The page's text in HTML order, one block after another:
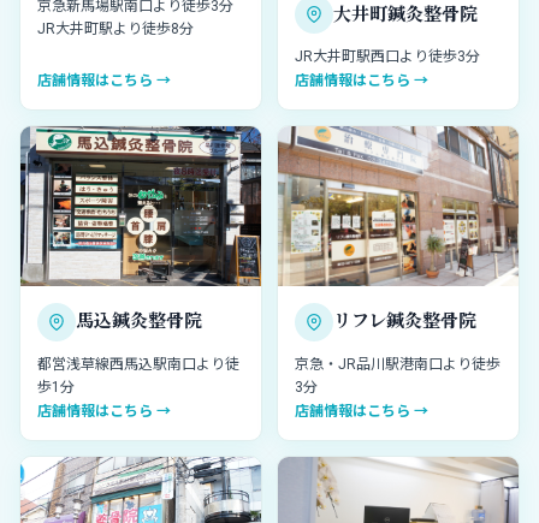
京急新馬場駅南口より徒歩3分
JR大井町駅より徒歩8分
店舗情報はこちら →
大井町鍼灸整骨院
JR大井町駅西口より徒歩3分
店舗情報はこちら →
馬込鍼灸整骨院
都営浅草線西馬込駅南口より徒
歩1分
店舗情報はこちら →
リフレ鍼灸整骨院
京急・JR品川駅港南口より徒歩
3分
店舗情報はこちら →